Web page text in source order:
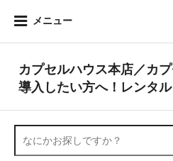
メニュー
カプセルハウス本店／カ
導入したい方へ！レンタ